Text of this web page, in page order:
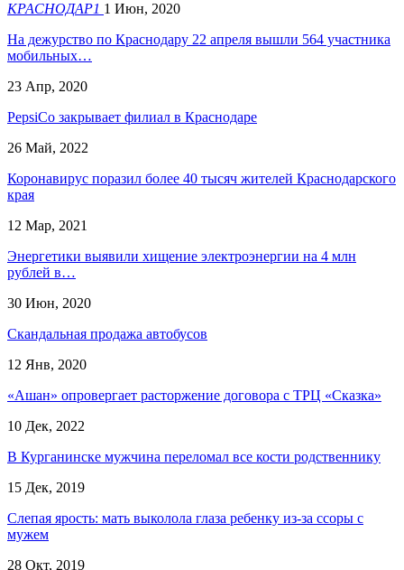
КРАСНОДАР1 1 Июн, 2020
На дежурство по Краснодару 22 апреля вышли 564 участника
мобильных…
23 Апр, 2020
​PepsiCo закрывает филиал в Краснодаре
26 Май, 2022
​Коронавирус поразил более 40 тысяч жителей Краснодарского
края
12 Мар, 2021
Энергетики выявили хищение электроэнергии на 4 млн
рублей в…
30 Июн, 2020
Скандальная продажа автобусов
12 Янв, 2020
«Ашан» опровергает расторжение договора с ТРЦ «Сказка»
10 Дек, 2022
В Курганинске мужчина переломал все кости родственнику
15 Дек, 2019
Слепая ярость: мать выколола глаза ребенку из-за ссоры с
мужем
28 Окт, 2019